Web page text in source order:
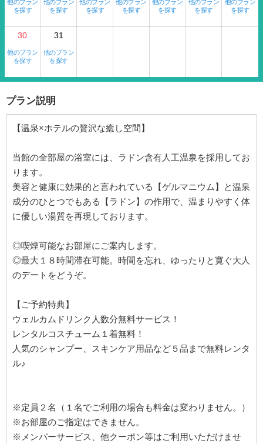
他のプラン
を探す
他のプラン
を探す
他のプラン
を探す
他のプラン
を探す
他のプラン
を探す
他のプラン
を探す
他のプラン
を探す
30
他のプラン
を探す
31
他のプラン
を探す
プラン説明
【温泉×ホテルの贅沢な癒し空間】
当館の全部屋の浴室には、ラドン含有人工温泉を採用してお
ります。
美容と健康に効果的と言われている【ゲルマニウム】と温泉
成分のひとつでもある【ラドン】の作用で、温まりやすく体
に優しい湯質を再現しております。
◎喫煙可能なお部屋にご案内します。
◎最大１８時間滞在可能。時間を忘れ、ゆったりと寛ぐ大人
のデートをどうぞ。
【ご予約特典】
ウェルカムドリンク人数分無料サービス！
レンタルコスチューム１着無料！
人気のシャンプー、スキンケア用品など５品まで無料レンタ
ル♪
※定員２名（１名でご利用の場合も料金は変わりません。）
※お部屋のご指定はできません。
※メンバーサービス、他クーポン等はご利用いただけませ